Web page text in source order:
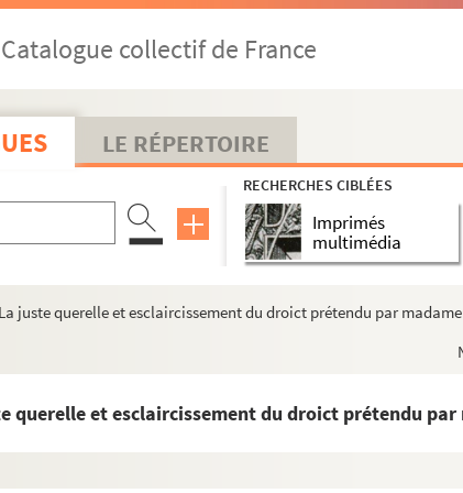
Catalogue collectif de France
LE RÉPERTOIRE
RECHERCHES CIBLÉES
Imprimés
multimédia
juste querelle et esclaircissement du droict prétendu par
querelle et esclaircissement du droict prétendu